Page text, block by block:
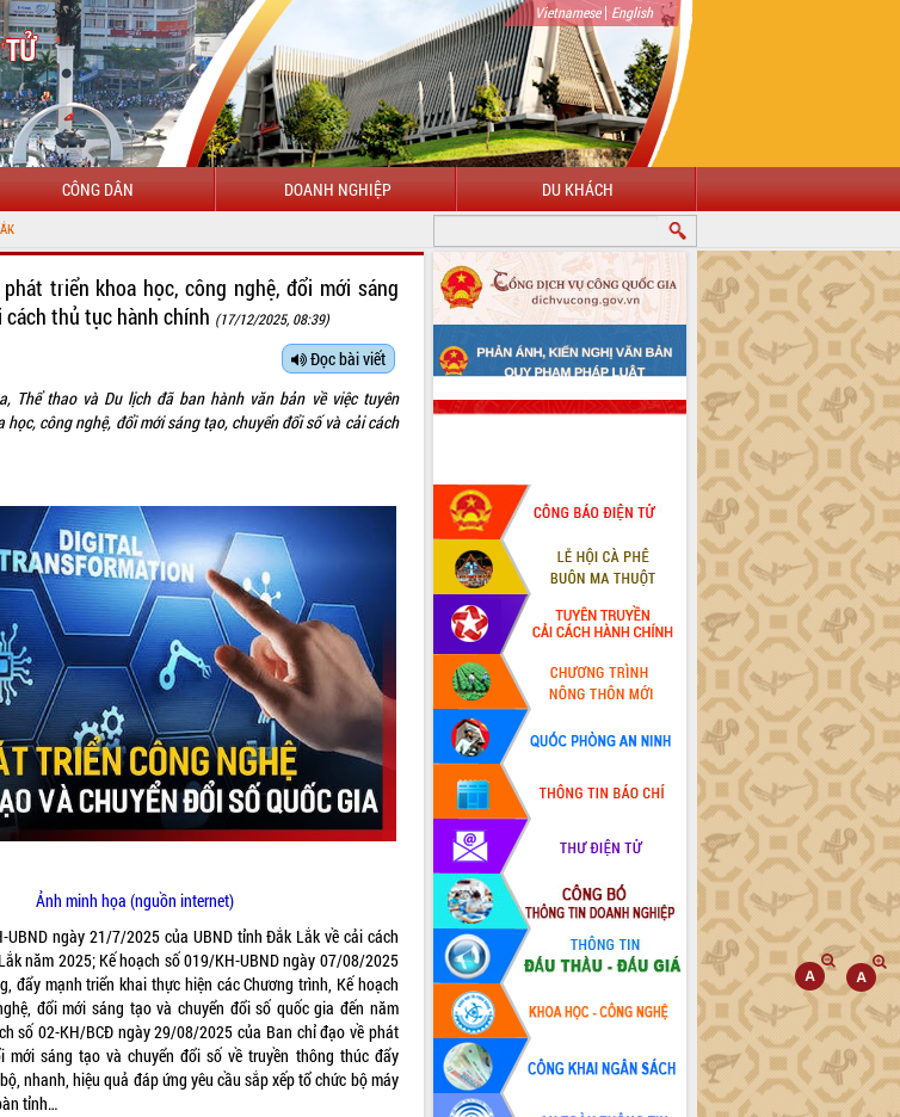
Vietnamese| English
CÔNG DÂN DOANH NGHIỆP DU KHÁCH
triển khoa học, công nghệ, đổi mới sáng
cách thủ tục hành chính (17/12/2025, 08:39)
Đọc bài viết
Thể thao và Du lịch đã ban hành văn bản về việc tuyên
công nghệ, đổi mới sáng tạo, chuyển đổi số và cải cách
minh họa (nguồn internet)
UBND ngày 21/7/2025 của UBND tỉnh Đắk Lắk về cải cách
năm 2025; Kế hoạch số 019/KH-UBND ngày 07/08/2025
đẩy mạnh triển khai thực hiện các Chương trình, Kế hoạch
đổi mới sáng tạo và chuyển đổi số quốc gia đến năm
số 02-KH/BCĐ ngày 29/08/2025 của Ban chỉ đạo về phát
mới sáng tạo và chuyển đổi số về truyền thông thúc đẩy
nhanh, hiệu quả đáp ứng yêu cầu sắp xếp tổ chức bộ máy
tỉnh…